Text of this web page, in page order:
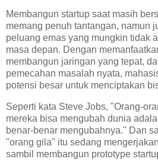
Membangun startup saat masih
memang penuh tantangan, namun
peluang emas yang mungkin tidak
masa depan. Dengan
membangun jaringan yang tepat,
pemecahan masalah nyata,
potensi besar untuk menciptakan
Seperti kata Steve Jobs, "Orang-
mereka bisa mengubah dunia
benar-benar mengubahnya." Dan
"orang gila" itu sedang
sambil membangun prototype